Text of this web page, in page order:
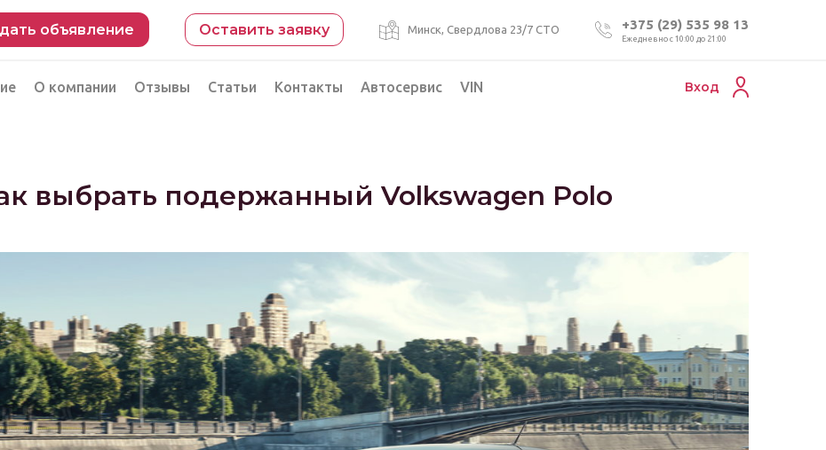
объявление Оставить заявку Минск, Свердлова 23/7 СТО +375 (29) 535 98 13
Ежедневно с 10:00 до 21:00
Автоэксперт на день Пригон авто из Беларуси
О компании Отзывы Статьи Контакты Автосервис VIN Вход
выбрать подержанный Volkswagen Polo